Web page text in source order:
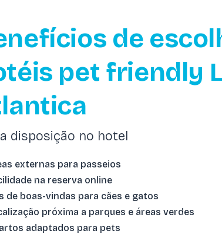
de
pet friendly
disposição no hotel
externas para passeios
na reserva online
de boas-vindas para cães e gatos
próxima a parques e áreas verdes
adaptados para pets